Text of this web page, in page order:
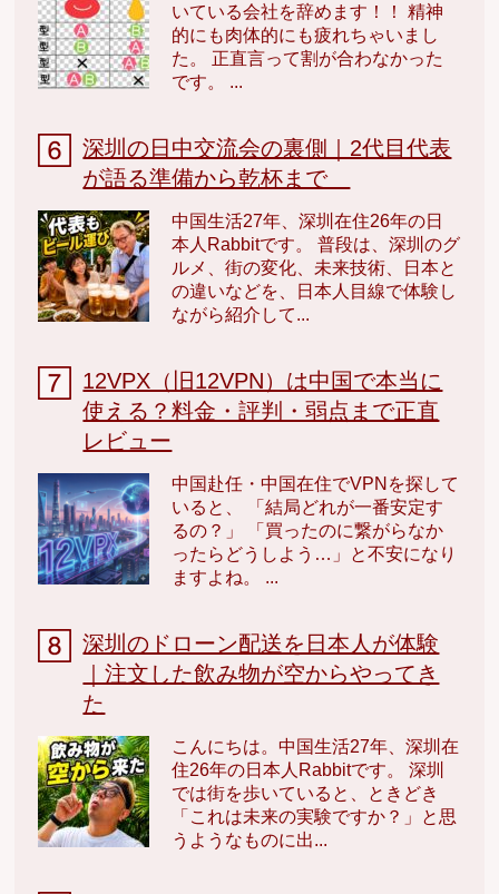
いている会社を辞めます！！ 精神
的にも肉体的にも疲れちゃいまし
た。 正直言って割が合わなかった
です。 ...
深圳の日中交流会の裏側｜2代目代表
が語る準備から乾杯まで
中国生活27年、深圳在住26年の日
本人Rabbitです。 普段は、深圳のグ
ルメ、街の変化、未来技術、日本と
の違いなどを、日本人目線で体験し
ながら紹介して...
12VPX（旧12VPN）は中国で本当に
使える？料金・評判・弱点まで正直
レビュー
中国赴任・中国在住でVPNを探して
いると、 「結局どれが一番安定す
るの？」 「買ったのに繋がらなか
ったらどうしよう…」と不安になり
ますよね。 ...
深圳のドローン配送を日本人が体験
｜注文した飲み物が空からやってき
た
こんにちは。中国生活27年、深圳在
住26年の日本人Rabbitです。 深圳
では街を歩いていると、ときどき
「これは未来の実験ですか？」と思
うようなものに出...